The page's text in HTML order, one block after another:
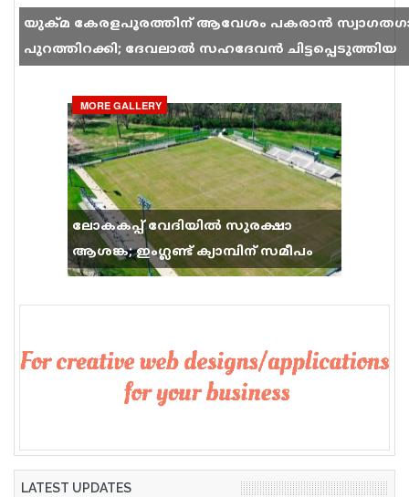
യുക്മ കേരളപൂരത്തിന് ആവേശം പകരാൻ
പുറത്തിറക്കി; ദേവലാൽ സഹദേവൻ ചിട്ടപ്പെടുത്തിയ
MORE GALLERY
ലോകകപ്പ് വേദിയിൽ സുരക്ഷാ
ആശങ്ക; ഇംഗ്ലണ്ട് ക്യാമ്പിന് സമീപം
വെടിവെപ്പ്, 9 പേർക്ക് പരിക്ക്
LATEST UPDATES